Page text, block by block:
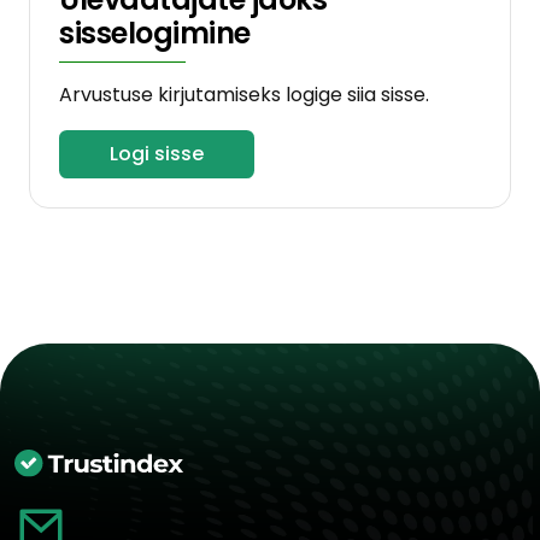
Beschwerden nach dem Eingriff
Zusätzlich hatte ich nach dem Eingriff
deutliche Gehschwierigkeiten, was mich
beunruhigt hat. Auch hierzu hätte ich mir
mehr Aufklärung und medizinische
Dennoch glaube ich, dass gerade bei
Umgang und eine respektvolle
sisselogimine
Arvustuse kirjutamiseks logige siia sisse.
Logi sisse